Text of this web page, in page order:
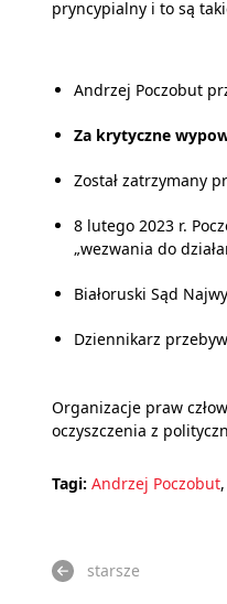
pryncypialny i to są
Andrzej Poczobut
Za krytyczne
Został zatrzymany
8 lutego 2023 r.
„wezwania do
Białoruski Sąd
Dziennikarz
Organizacje praw
oczyszczenia z
Tagi: Andrzej Poczobut,
starsze